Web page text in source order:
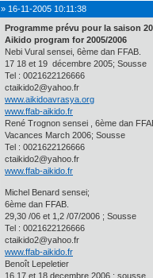
» 16-11-2005 10:11:38
Programme prévu pour la saison
Aikido program for 2005/2006
Nebi Vural sensei, 6ème dan FFAB.
17 18 et 19 décembre 2005; Sousse
Tel : 0021622126666
ctaikido2@yahoo.fr
www.aikidoavrasya.org
www.ffab-aikido.fr
René Trognon sensei , 6ème dan
Vacances March 2006; Sousse
Tel : 0021622126666
ctaikido2@yahoo.fr
www.ffab-aikido.fr
Michel Benard sensei;
6ème dan FFAB.
29,30 /06 et 1,2 /07/2006 ; Sousse
Tel : 0021622126666
ctaikido2@yahoo.fr
www.ffab-aikido.fr
Benoît Lepeletier
16,17 et 18 decembre 2006 ; sousse